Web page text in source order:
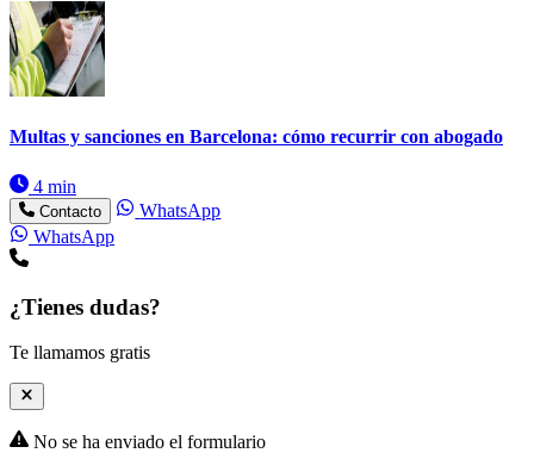
Multas y sanciones en Barcelona: cómo recurrir con abogado
4 min
Contacto
WhatsApp
WhatsApp
¿Tienes dudas?
Te llamamos gratis
No se ha enviado el formulario